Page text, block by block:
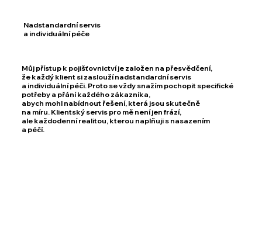
Nadstandardní servis
a individuální péče
Můj přístup k pojišťovnictví je založen na přesvědčení,
že každý klient si zaslouží nadstandardní servis
a individuální péči. Proto se vždy snažím pochopit specifické
potřeby a přání každého zákazníka,
abych mohl nabídnout řešení, která jsou skutečně
na míru. Klientský servis pro mě není jen frází,
ale každodenní realitou, kterou naplňuji s nasazením
a péčí.